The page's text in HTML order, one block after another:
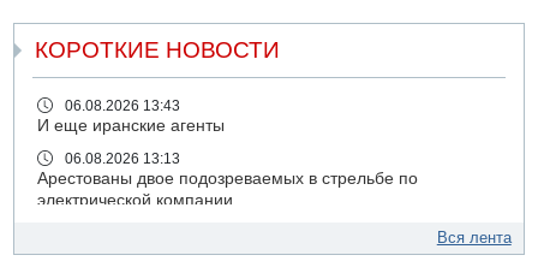
КОРОТКИЕ НОВОСТИ
06.08.2026 13:43
И еще иранские агенты
06.08.2026 13:13
Арестованы двое подозреваемых в стрельбе по
электрической компании
Возле Кирьят-Арбы пожар на местности
Вся лента